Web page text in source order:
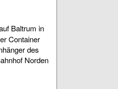
Baltrum in
Container
des
Norden